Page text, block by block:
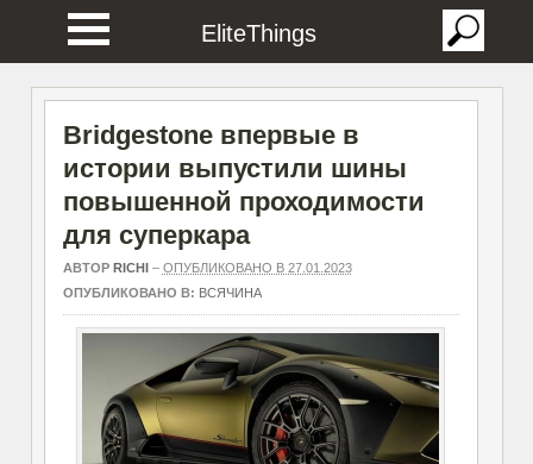
EliteThings
Bridgestone впервые в
истории выпустили шины
повышенной проходимости
для суперкара
АВТОР RICHI– ОПУБЛИКОВАНО В 27.01.2023
ОПУБЛИКОВАНО В: ВСЯЧИНА